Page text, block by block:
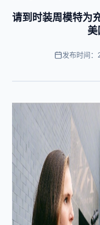
请到时装周模特为
美
发布时间